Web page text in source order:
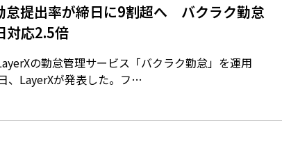
怠提出率が締日に9割超へ バクラク勤怠
対応2.5倍
の勤怠管理サービス「バクラク勤怠」を運用
、LayerXが発表した。フ…